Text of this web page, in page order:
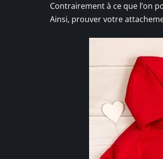
Contrairement à ce que l’on
Ainsi, prouver votre